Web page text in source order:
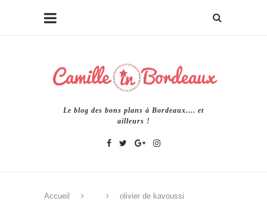
Le blog des bons plans à Bordeaux.... et
ailleurs !
Accueil olivier de kavoussi